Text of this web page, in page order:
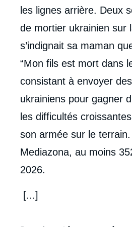
les lignes arrière. Deux
de mortier ukrainien sur
s’indignait sa maman
“Mon fils est mort dans
consistant à envoyer
ukrainiens pour gagner
les difficultés
son armée sur le
Mediazona, au moins
2026.
[...]